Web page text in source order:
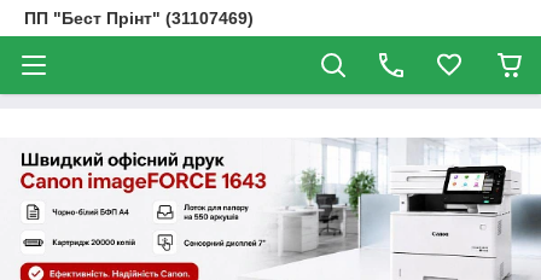
ПП "Бест Прінт" (31107469)